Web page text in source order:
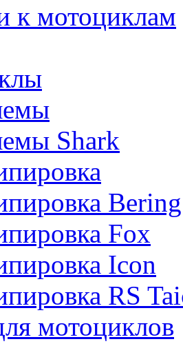
к мотоциклам
Shark
Bering
Fox
Icon
RS
мотоциклов